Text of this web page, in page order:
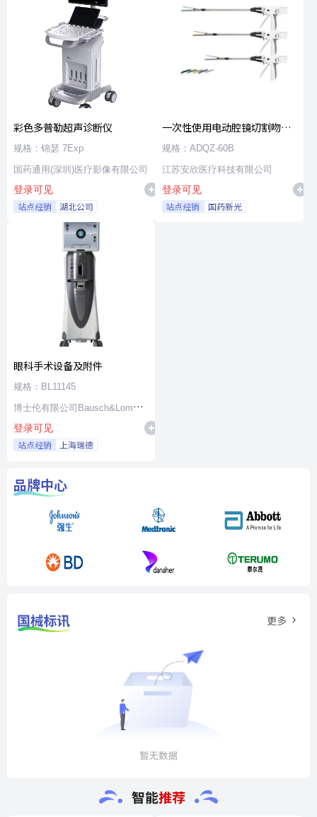
彩色多普勒超声诊断仪
规格：锦瑟 7Exp
国药通用(深圳)医疗影像有限公司
登录可见
站点经销 湖北公司
一次性使用电动腔镜切割吻合
器及组件
规格：ADQZ-60B
江苏安欣医疗科技有限公司
登录可见
站点经销 国药新光
眼科手术设备及附件
规格：BL11145
博士伦有限公司Bausch&Lomb
Incorporated
登录可见
站点经销 上海瑞德
品牌中心